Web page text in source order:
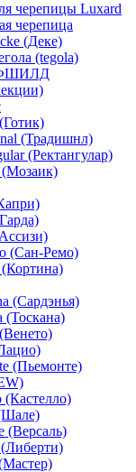
черепицы Luxard
черепица
(Деке)
(tegola)
(Традишнл)
(Ректангулар)
(Сан-Ремо)
(Сардэнья)
(Тоскана)
(Пьемонте)
(Кастелло)
(Версаль)